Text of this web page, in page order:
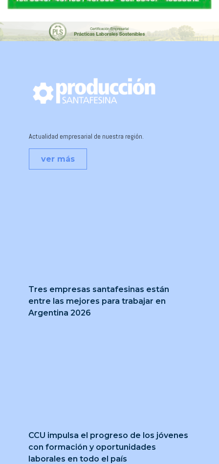
Tres empresas santafesinas están
entre las mejores para trabajar en
Argentina 2026
CCU impulsa el progreso de los jóvenes
con formación y oportunidades
laborales en todo el país
Actualidad empresarial de nuestra región.
ver más